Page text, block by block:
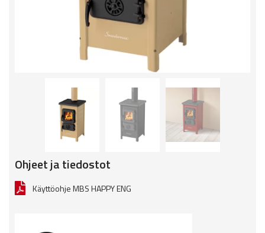
Ohjeet ja tiedostot
Käyttöohje MBS HAPPY ENG